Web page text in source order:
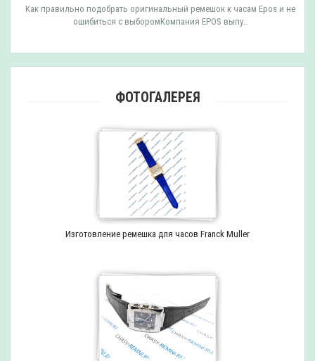
Как правильно подобрать оригинальный ремешок к часам Epos и не
ошибиться с выборомКомпания EPOS выпу..
ФОТОГАЛЕРЕЯ
Изготовление ремешка для часов Franck Muller